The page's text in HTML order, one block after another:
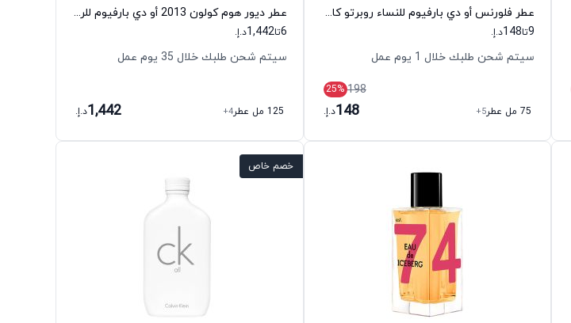
عطر فلورنس أو دي بارفيوم للنساء روبرتو كافالي
9تا148د.إ.
سيتم شحن طلبك خلال 1 يوم عمل
198
25%
75 مل عطر
+5
148د.إ.
عطر ديور هوم كولون 2013 أو دي بارفيوم للرجال ديور
6تا1,442د.إ.
سيتم شحن طلبك خلال 35 يوم عمل
125 مل عطر +4
1,442د.إ.
خصم خاص